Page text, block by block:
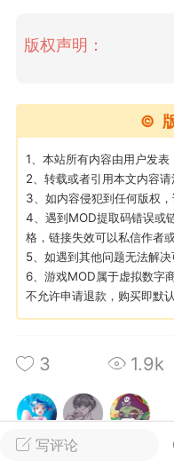
MOD下载
卖挂
禁止发布联机可
单机辅助引流私下售
作弊模组的发布规范近
作弊模组在联机服务器
环境，中文网特此发布
模组的发布行为：1. *...
2.21w
大人
Lv.8
写评论
版权声明：
©
1、本站所有内容由用户发表
2、转载或者引用本文内容请
3、如内容侵犯到任何版权
4、遇到MOD提取码错误或
格，链接失效可以私信作者
5、如遇到其他问题无法解
6、游戏MOD属于虚拟数字
不允许申请退款，购买即默
3 1.9k